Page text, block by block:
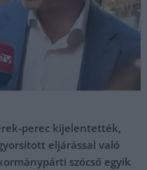
perec kijelentették,
eljárással való
szócső egyik